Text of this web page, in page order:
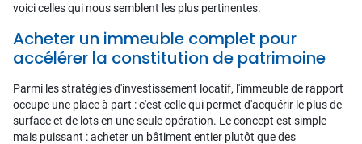
voici celles qui nous semblent les plus pertinentes.
Acheter un immeuble complet pour
accélérer la constitution de patrimoine
Parmi les stratégies d'investissement locatif, l'immeuble de rapport
occupe une place à part : c'est celle qui permet d'acquérir le plus de
surface et de lots en une seule opération. Le concept est simple
mais puissant : acheter un bâtiment entier plutôt que des